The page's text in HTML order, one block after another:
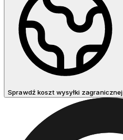
Sprawdź koszt wysyłki zagranicznej